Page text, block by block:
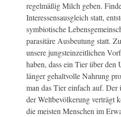
regelmäßig Milch geben.
Interessensausgleich statt,
symbiotische
parasitäre Ausbeutung statt.
unsere jungsteinzeitlichen
haben, dass ein Tier über
länger gehaltvolle Nahrung
man das Tier einfach auf.
der Weltbevölkerung verträgt
die meisten Menschen im